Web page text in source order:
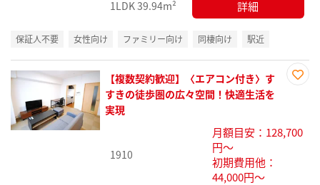
1LDK39.94m² 詳細
保証人不要 女性向け ファミリー向け 同棲向け 駅近
録
【複数契約歓迎】〈エアコン付き〉す
すきの徒歩圏の広々空間！快適生活を
実現
1910
月額目安：128,700
円～
初期費用他：
44,000円～